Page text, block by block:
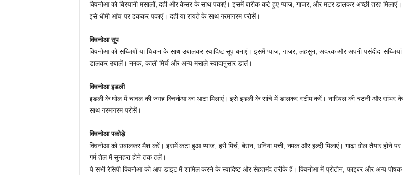
क्विनोआ को बिरयानी मसालों, दही और केसर के साथ पकाएं। इसमें बारीक कटे हुए प्याज, गाजर, और मटर डालकर अच्छी तरह मिलाएं।
इसे धीमी आंच पर ढककर पकाएं। दही या रायते के साथ गरमागरम परोसें।
क्विनोआ सूप
क्विनोआ को सब्जियों या चिकन के साथ उबालकर स्वादिष्ट सूप बनाएं। इसमें प्याज, गाजर, लहसुन, अदरक और अपनी पसंदीदा सब्जियां
डालकर उबालें। नमक, काली मिर्च और अन्य मसाले स्वादानुसार डालें।
क्विनोआ इडली
इडली के घोल में चावल की जगह क्विनोआ का आटा मिलाएं। इसे इडली के सांचे में डालकर स्टीम करें। नारियल की चटनी और सांभर के
साथ गरमागरम परोसें।
क्विनोआ पकोड़े
क्विनोआ को उबालकर मैश करें। इसमें कटा हुआ प्याज, हरी मिर्च, बेसन, धनिया पत्ती, नमक और हल्दी मिलाएं। गाढ़ा घोल तैयार होने पर
गर्म तेल में सुनहरा होने तक तलें।
ये सभी रेसिपी क्विनोआ को आप डाइट में शामिल करने के स्वादिष्ट और सेहतमंद तरीके हैं। क्विनोआ में प्रोटीन, फाइबर और अन्य पोषक